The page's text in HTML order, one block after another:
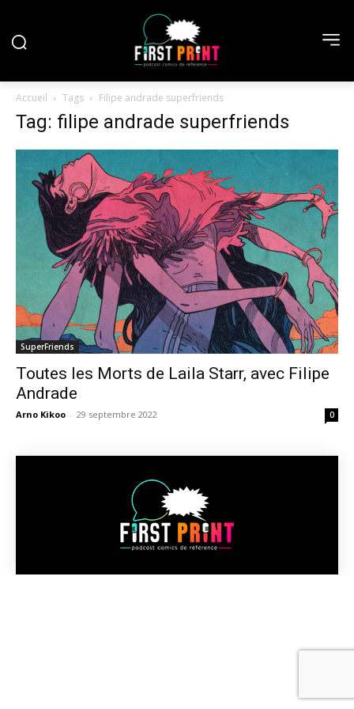
Accueil Tags Filipe andrade superfriends
Tag: filipe andrade superfriends
SuperFriends
Toutes les Morts de Laila Starr, avec Filipe
Andrade
Arno Kikoo - 29 septembre 2022 0